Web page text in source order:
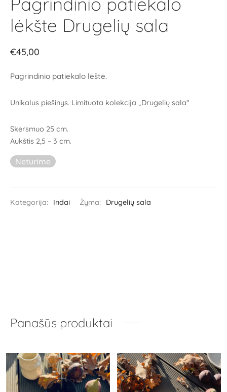
lėkšte Drugelių sala
€45,00
Pagrindinio patiekalo lėštė.
Unikalus piešinys. Limituota kolekcija ,,Drugelių sala“
Skersmuo 25 cm.
Aukštis 2,5 – 3 cm.
Neturime
Kategorija: Indai Žyma: Drugelių sala
Panašūs produktai